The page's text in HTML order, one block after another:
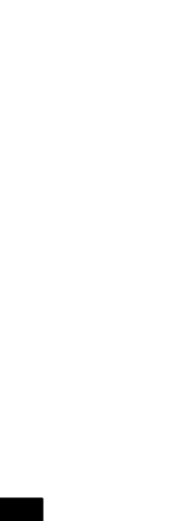
החשד איים ברצח על
צבי סוכות, ושלח לו
רשמי סמוך לכותל
את הקמת המסגד
חמאס בירושלים?
טרזן חמאד,
עדות מחבר